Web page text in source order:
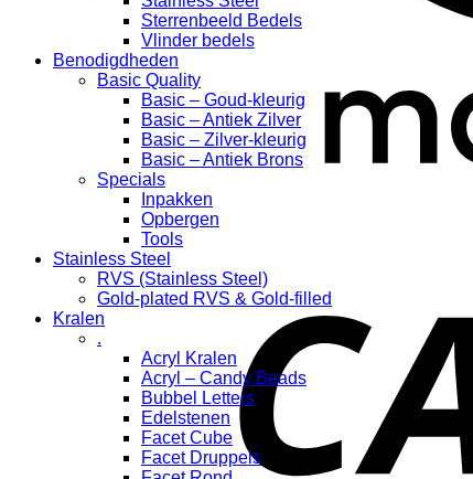
Sterrenbeeld Bedels
Vlinder bedels
Benodigdheden
Basic Quality
Basic – Goud-kleurig
Basic – Antiek Zilver
Basic – Zilver-kleurig
Basic – Antiek Brons
Specials
Inpakken
Opbergen
Tools
Stainless Steel
RVS (Stainless Steel)
Gold-plated RVS & Gold-filled
Kralen
.
Acryl Kralen
Acryl – Candy Beads
Bubbel Letters
Edelstenen
Facet Cube
Facet Druppels